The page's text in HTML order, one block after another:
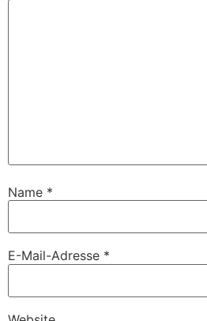
Name *
E-Mail-Adresse *